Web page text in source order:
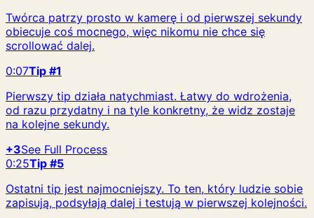
Twórca patrzy prosto w kamerę i od pierwszej sekundy
obiecuje coś mocnego, więc nikomu nie chce się
scrollować dalej.
0:07Tip #1
Pierwszy tip działa natychmiast. Łatwy do wdrożenia,
od razu przydatny i na tyle konkretny, że widz zostaje
na kolejne sekundy.
+3See Full Process
0:25Tip #5
Ostatni tip jest najmocniejszy. To ten, który ludzie sobie
zapisują, podsyłają dalej i testują w pierwszej kolejności.